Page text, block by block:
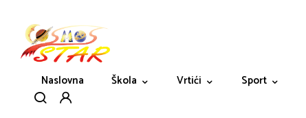
Naslovna Škola Vrtići Sport